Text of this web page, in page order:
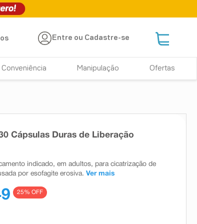
Entre ou Cadastre-se
Conveniência Manipulação Ofertas
Cápsulas Duras de Liberação
indicado, em adultos, para cicatrização de
por esofagite erosiva. Ver mais
25% OFF